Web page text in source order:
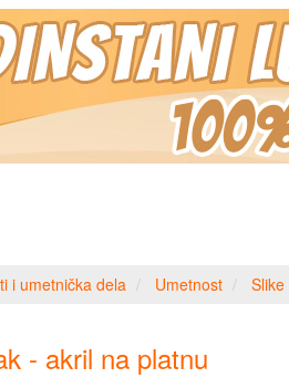
i umetnička dela Umetnost Slike
- akril na platnu